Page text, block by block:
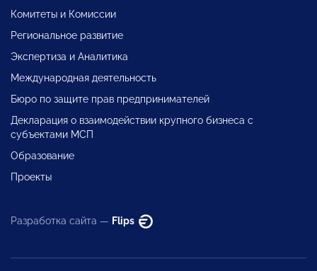
Комитеты и Комиссии
Региональное развитие
Экспертиза и Аналитика
Международная деятельность
Бюро по защите прав предпринимателей
Декларация о взаимодействии крупного бизнеса с
субъектами МСП
Образование
Проекты
Разработка сайта — Flips